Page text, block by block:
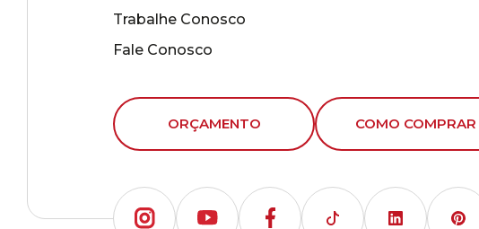
Trabalhe Conosco
Fale Conosco
ORÇAMENTO COMO COMPRAR